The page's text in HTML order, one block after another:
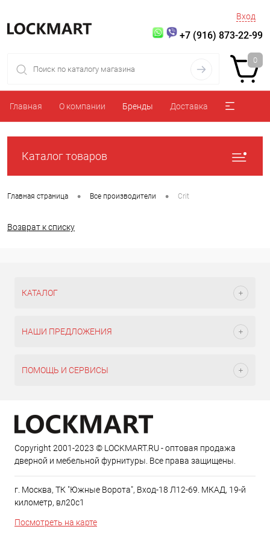
Вход
+7 (916) 873-22-99
0
Главная О компании Бренды Доставка
Каталог товаров
Главная страница • Все производители • Crit
Возврат к списку
КАТАЛОГ
НАШИ ПРЕДЛОЖЕНИЯ
ПОМОЩЬ И СЕРВИСЫ
Copyright 2001-2023 © LOCKMART.RU - оптовая продажа
дверной и мебельной фурнитуры. Все права защищены.
г. Москва, ТК "Южные Ворота", Вход-18 Л12-69. МКАД, 19-й
километр, вл20с1
Посмотреть на карте